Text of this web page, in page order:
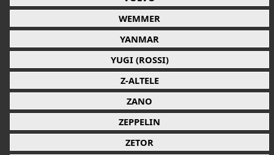
WEMMER
YANMAR
YUGI (ROSSI)
Z-ALTELE
ZANO
ZEPPELIN
ZETOR